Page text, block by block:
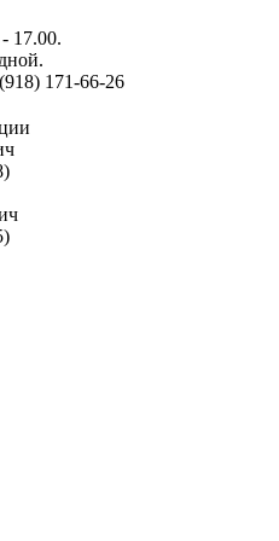
17.00.
171-66-26